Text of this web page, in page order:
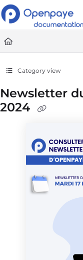
Documentation
Fetch the complete
Use this file to discover all
Category view
Newsletter
2024